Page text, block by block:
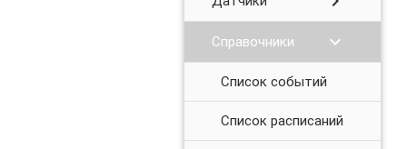
Справочники chevron_right
Список событий
Список расписаний